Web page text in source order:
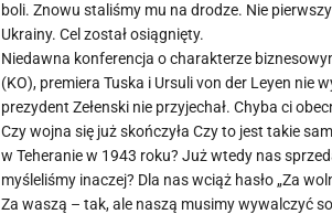
boli. Znowu staliśmy mu na drodze. Nie
Ukrainy. Cel został osiągnięty.
Niedawna konferencja o charakterze
(KO), premiera Tuska i Ursuli von der Leyen nie
prezydent Zełenski nie przyjechał. Chyba ci
Czy wojna się już skończyła Czy to jest takie
w Teheranie w 1943 roku? Już wtedy nas
myśleliśmy inaczej? Dla nas wciąż hasło „Za
Za waszą – tak, ale naszą musimy wywalczyć